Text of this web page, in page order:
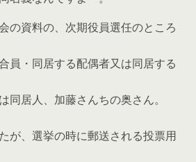
の資料の、次期役員選任のところ
員・同居する配偶者又は同居する
同居人、加藤さんちの奥さん。
が、選挙の時に郵送される投票用